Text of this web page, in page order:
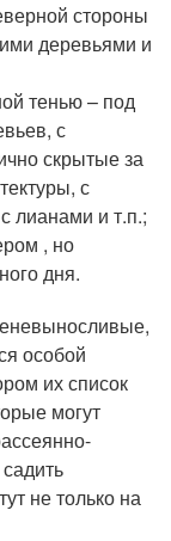
стороны
деревьями и
тенью – под
с
скрытые за
с
лианами и т.п.;
, но
дня.
особой
их список
могут
не только на